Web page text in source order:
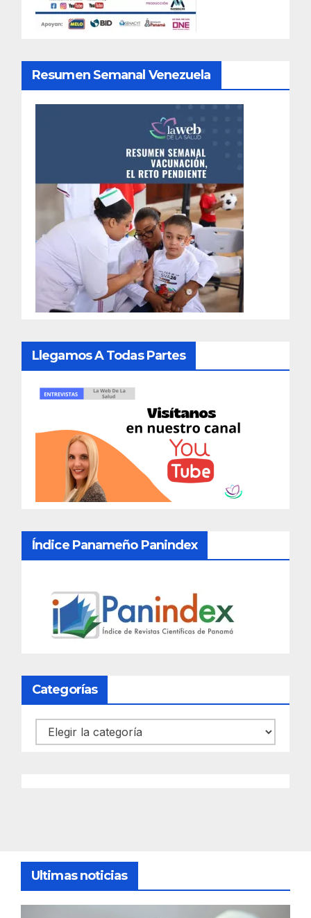
Resumen Semanal Venezuela
Llegamos A Todas Partes
Índice Panameño Panindex
Categorías
Categorías
Ultimas noticias